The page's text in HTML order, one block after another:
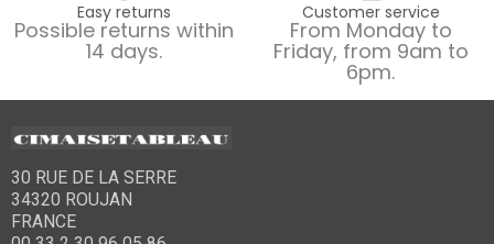
Easy returns
Possible returns within
14 days.
Customer service
From Monday to
Friday, from 9am to
6pm.
30 RUE DE LA SERRE
34320 ROUJAN
FRANCE